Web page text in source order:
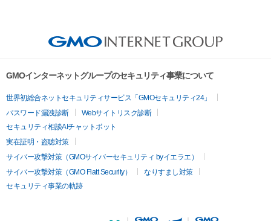
GMOインターネットグループのセキュリティ事業について
世界初総合ネットセキュリティサービス「GMOセキュリティ24」
パスワード漏洩診断
Webサイトリスク診断
セキュリティ相談AIチャットボット
実在証明・盗聴対策
サイバー攻撃対策（GMOサイバーセキュリティ byイエラエ）
サイバー攻撃対策（GMO Flatt Security）
なりすまし対策
セキュリティ事業の軌跡